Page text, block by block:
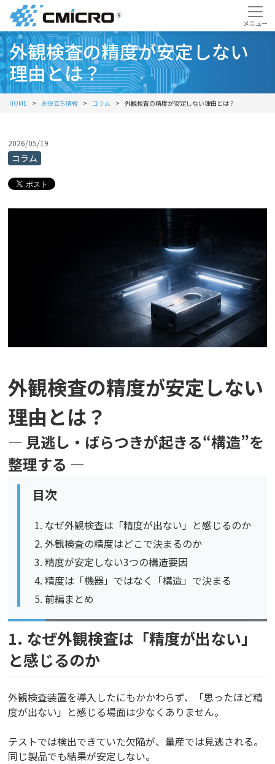
外観検査の精度が安定しない
理由とは？
HOME お役立ち情報 コラム 外観検査の精度が安定しない理由とは？
2026/05/19
コラム
外観検査の精度が安定しない
理由とは？
― 見逃し・ばらつきが起きる“構造”を
整理する ―
目次
なぜ外観検査は「精度が出ない」と感じるのか
外観検査の精度はどこで決まるのか
精度が安定しない3つの構造要因
精度は「機器」ではなく「構造」で決まる
前編まとめ
1. なぜ外観検査は「精度が出ない」
と感じるのか
外観検査装置を導入したにもかかわらず、「思ったほど精
度が出ない」と感じる場面は少なくありません。
テストでは検出できていた欠陥が、量産では見逃される。
同じ製品でも結果が安定しない。